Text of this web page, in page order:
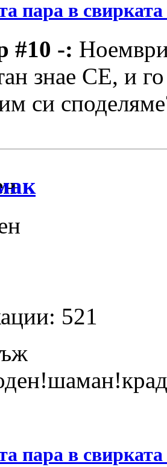
пара в свирката
#10 -:
знае СЕ, и
си
521
пара в свирката